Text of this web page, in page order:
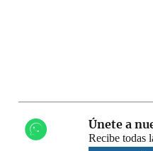
Únete a
Recibe todas